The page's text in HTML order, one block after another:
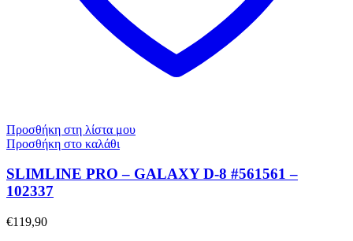
Προσθήκη στη λίστα μου
Προσθήκη στο καλάθι
SLIMLINE PRO – GALAXY D-8 #561561 –
102337
€119,90